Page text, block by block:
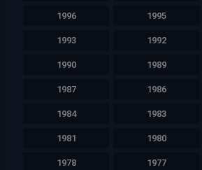
1996 1995
1993 1992
1990 1989
1987 1986
1984 1983
1981 1980
1978 1977